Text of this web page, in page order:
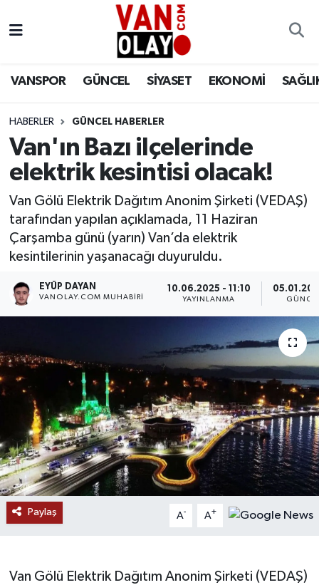
VANSPOR GÜNCEL SİYASET EKONOMİ
HABERLER GÜNCEL HABERLER
Van'ın Bazı ilçelerinde
elektrik kesintisi olacak!
Van Gölü Elektrik Dağıtım Anonim Şirketi (VEDAŞ)
tarafından yapılan açıklamada, 11 Haziran
Çarşamba günü (yarın) Van’da elektrik
kesintilerinin yaşanacağı duyuruldu.
EYÜP DAYAN
VANOLAY.COM MUHABIRI
10.06.2025 - 11:10
YAYINLANMA
Paylaş A- A+
Van Gölü Elektrik Dağıtım Anonim Şirketi (VEDAŞ)
Siyaset
Ekonomi
Sağlık
Eğitim
Van Nöbetçi Eczaneler
Van Namaz Vakitleri
Van Trafik Yoğunluk Haritası
Süper Lig Puan Durumu ve Fikstür
Tüm Manşetler